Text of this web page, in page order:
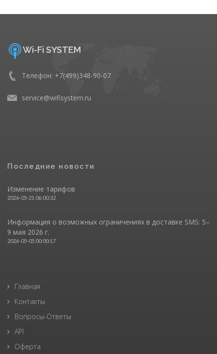
Wi-Fi SYSTEM
Телефон: +7(499)348-90-07
service@wifisystem.ru
Последние новости
Изменение тарифов
2026-05-21 06:00:32
Информация о возможных ограничениях в доставке SMS: 5–
9 мая 2026 г.
2026-05-05 00:00:17
Главная
Контакты
Вопросы-Ответы
API
Оферта